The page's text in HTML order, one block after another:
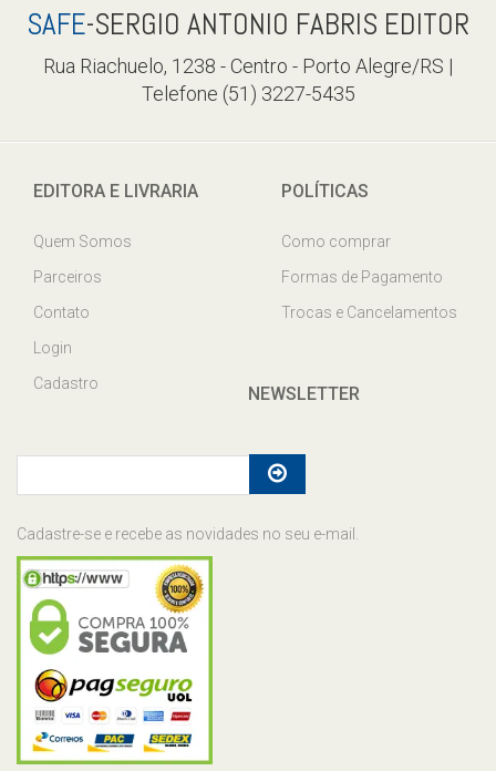
SAFE-SERGIO ANTONIO FABRIS EDITOR
Rua Riachuelo, 1238 - Centro - Porto Alegre/RS |
Telefone (51) 3227-5435
EDITORA E LIVRARIA
Quem Somos
Parceiros
Contato
Login
Cadastro
POLÍTICAS
Como comprar
Formas de Pagamento
Trocas e Cancelamentos
NEWSLETTER
Cadastre-se e recebe as novidades no seu e-mail.